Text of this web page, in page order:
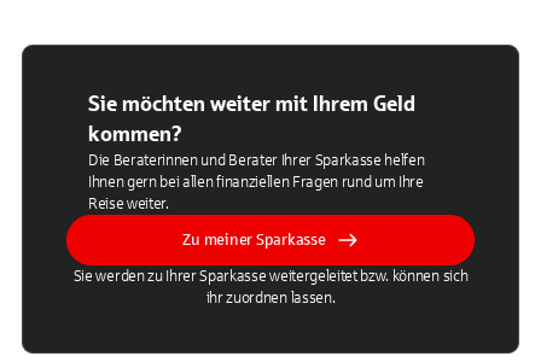
Sie möchten weiter mit Ihrem Geld
kommen?
Die Beraterinnen und Berater Ihrer Sparkasse helfen
Ihnen gern bei allen finanziellen Fragen rund um Ihre
Reise weiter.
Zu meiner Sparkasse
Sie werden zu Ihrer Sparkasse weitergeleitet bzw. können sich
ihr zuordnen lassen.